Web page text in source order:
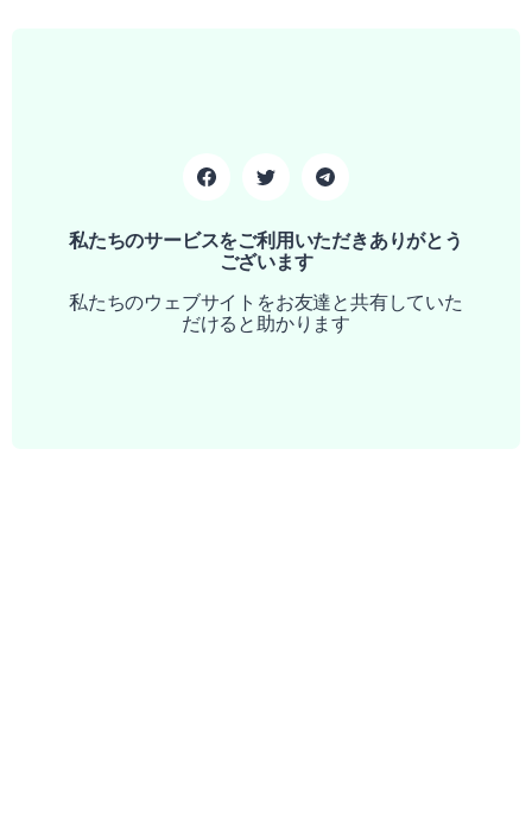
私たちのサービスをご利用いただきありがとう
ございます
私たちのウェブサイトをお友達と共有していた
だけると助かります